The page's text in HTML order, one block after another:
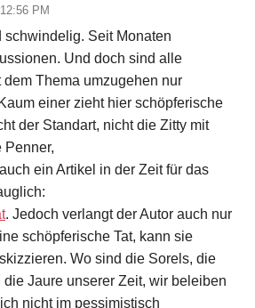
PM
schwindelig. Seit Monaten
Und doch sind alle
dem Thema umzugehen nur
einer zieht hier schöpferische
der Standart, nicht die Zitty mit
Penner,
ein Artikel in der Zeit für das
. Jedoch verlangt der Autor auch nur
schöpferische Tat, kann sie
Wo sind die Sorels, die
die Jaure unserer Zeit, wir beleiben
nicht im pessimistisch